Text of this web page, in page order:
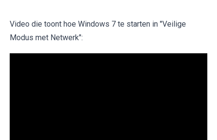
Video die toont hoe Windows 7 te starten in "Veilige
Modus met Netwerk":